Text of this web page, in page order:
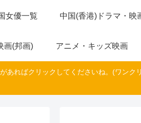
女優一覧 中国(香港)ドラマ・映
画(邦画) アニメ・キッズ映画
あればクリックしてくださいね。(ワン